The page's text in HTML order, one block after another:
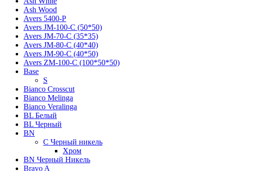
Ash Wood
Avers 5400-P
Avers JМ-100-С (50*50)
Avers JМ-70-С (35*35)
Avers JМ-80-С (40*40)
Avers JМ-90-С (40*50)
Avers ZM-100-С (100*50*50)
Base
S
Bianco Crosscut
Bianco Melinga
Bianco Veralinga
BL Белый
BL Черный
BN
C Черный никель
Хром
BN Черный Никель
Bravo A